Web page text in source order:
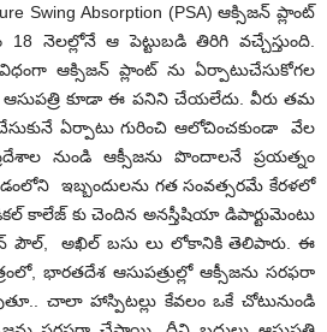
Swing Absorption (PSA) ఆక్సిజన్ ప్లాంట్
నెలల్లోనే ఆ పెట్టుబడి తిరిగి వచ్చేస్తుంది.
ఆక్సిజన్ ప్లాంట్ ను ఏర్పాటుచేసుకోగల
ఆసుపత్రి కూడా ఈ పనిని చేయలేదు. వీరు తమ
ఏర్పాటు గురించి ఆలోచించకుండా వేల
నుండి ఆక్సీజను పొందాలనే ప్రయత్నం
ఇబ్బందులను గత సంవత్సరమే కేరళలో
కాలేజ్ కు చెందిన అనస్తీషియా డిపార్టుమెంటు
పౌల్, అఖిల్ బసు లు లోకానికి తెలిపారు. ఈ
భారతదేశ ఆసుపత్రుల్లో ఆక్సీజను సరఫరా
చాలా హాస్పిటల్లు కేవలం ఒకే చోటునుండి